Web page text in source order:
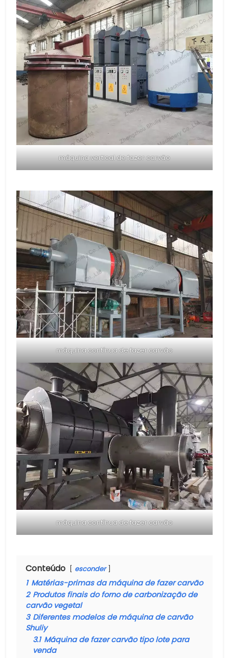
máquina vertical de fazer carvão
máquina contínua de fazer carvão
máquina contínua de fazer carvão
Conteúdo esconder
1 Matérias-primas da máquina de fazer carvão
2 Produtos finais do forno de carbonização de
carvão vegetal
3 Diferentes modelos de máquina de carvão
Shuliy
3.1 Máquina de fazer carvão tipo lote para
venda